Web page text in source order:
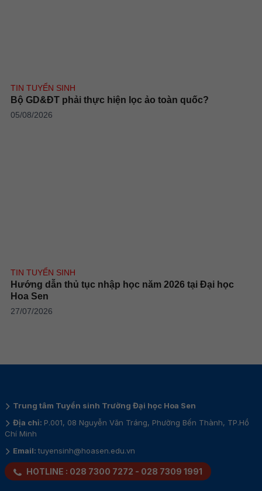
TIN TUYỂN SINH
Bộ GD&ĐT phải thực hiện lọc ảo toàn quốc?
05/08/2026
TIN TUYỂN SINH
Hướng dẫn thủ tục nhập học năm 2026 tại Đại học
Hoa Sen
27/07/2026
Trung tâm Tuyển sinh Trường Đại học Hoa Sen
Địa chỉ: P.001, 08 Nguyễn Văn Tráng, Phường Bến Thành, TP.Hồ
Chí Minh
Email:tuyensinh@hoasen.edu.vn
HOTLINE : 028 7300 7272 - 028 7309 1991